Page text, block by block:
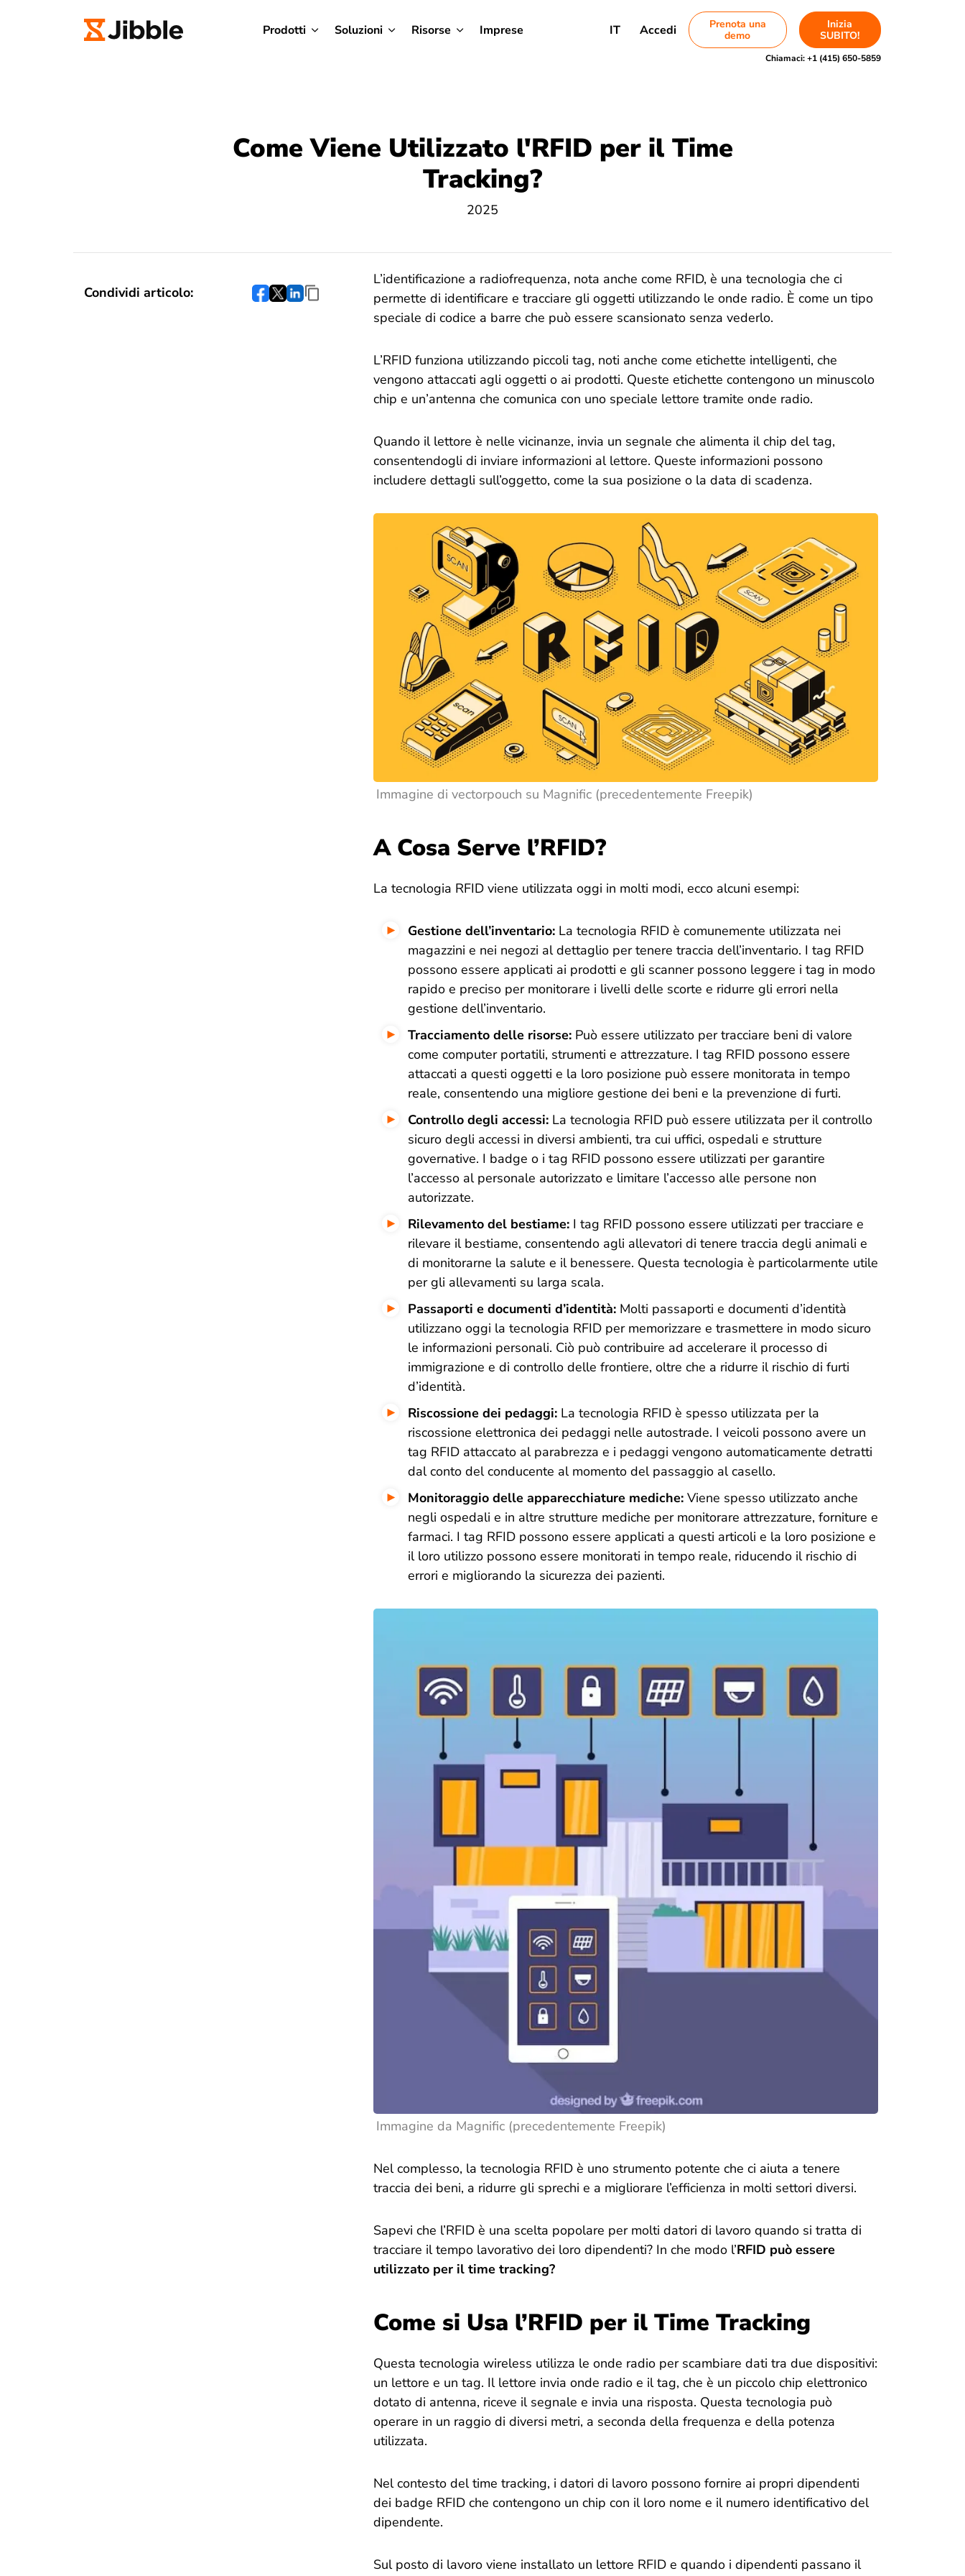
Prodotti Soluzioni Risorse Imprese IT Accedi
Prenota una
demo
Inizia
SUBITO!
Chiamaci:+1 (415) 650-5859
Come Viene Utilizzato l'RFID per il Time
Tracking?
2025
Condividi articolo:
L’identificazione a radiofrequenza, nota anche come RFID, è una tecnologia che ci
permette di identificare e tracciare gli oggetti utilizzando le onde radio. È come un tipo
speciale di codice a barre che può essere scansionato senza vederlo.
L’RFID funziona utilizzando piccoli tag, noti anche come etichette intelligenti, che
vengono attaccati agli oggetti o ai prodotti. Queste etichette contengono un minuscolo
chip e un’antenna che comunica con uno speciale lettore tramite onde radio.
Quando il lettore è nelle vicinanze, invia un segnale che alimenta il chip del tag,
consentendogli di inviare informazioni al lettore. Queste informazioni possono
includere dettagli sull’oggetto, come la sua posizione o la data di scadenza.
Immagine di vectorpouch su Magnific (precedentemente Freepik)
A Cosa Serve l’RFID?
La tecnologia RFID viene utilizzata oggi in molti modi, ecco alcuni esempi:
Gestione dell’inventario:La tecnologia RFID è comunemente utilizzata nei
magazzini e nei negozi al dettaglio per tenere traccia dell’inventario. I tag RFID
possono essere applicati ai prodotti e gli scanner possono leggere i tag in modo
rapido e preciso per monitorare i livelli delle scorte e ridurre gli errori nella
gestione dell’inventario.
Tracciamento delle risorse:Può essere utilizzato per tracciare beni di valore
come computer portatili, strumenti e attrezzature. I tag RFID possono essere
attaccati a questi oggetti e la loro posizione può essere monitorata in tempo
reale, consentendo una migliore gestione dei beni e la prevenzione di furti.
Controllo degli accessi:La tecnologia RFID può essere utilizzata per il controllo
sicuro degli accessi in diversi ambienti, tra cui uffici, ospedali e strutture
governative. I badge o i tag RFID possono essere utilizzati per garantire
l’accesso al personale autorizzato e limitare l’accesso alle persone non
autorizzate.
Rilevamento del bestiame:I tag RFID possono essere utilizzati per tracciare e
rilevare il bestiame, consentendo agli allevatori di tenere traccia degli animali e
di monitorarne la salute e il benessere. Questa tecnologia è particolarmente utile
per gli allevamenti su larga scala.
Passaporti e documenti d’identità:Molti passaporti e documenti d’identità
utilizzano oggi la tecnologia RFID per memorizzare e trasmettere in modo sicuro
le informazioni personali. Ciò può contribuire ad accelerare il processo di
immigrazione e di controllo delle frontiere, oltre che a ridurre il rischio di furti
d’identità.
Riscossione dei pedaggi:La tecnologia RFID è spesso utilizzata per la
riscossione elettronica dei pedaggi nelle autostrade. I veicoli possono avere un
tag RFID attaccato al parabrezza e i pedaggi vengono automaticamente detratti
dal conto del conducente al momento del passaggio al casello.
Monitoraggio delle apparecchiature mediche:Viene spesso utilizzato anche
negli ospedali e in altre strutture mediche per monitorare attrezzature, forniture e
farmaci. I tag RFID possono essere applicati a questi articoli e la loro posizione e
il loro utilizzo possono essere monitorati in tempo reale, riducendo il rischio di
errori e migliorando la sicurezza dei pazienti.
Immagine da Magnific (precedentemente Freepik)
Nel complesso, la tecnologia RFID è uno strumento potente che ci aiuta a tenere
traccia dei beni, a ridurre gli sprechi e a migliorare l’efficienza in molti settori diversi.
Sapevi che l’RFID è una scelta popolare per molti datori di lavoro quando si tratta di
tracciare il tempo lavorativo dei loro dipendenti? In che modo l’RFID può essere
utilizzato per il time tracking?
Come si Usa l’RFID per il Time Tracking
Questa tecnologia wireless utilizza le onde radio per scambiare dati tra due dispositivi:
un lettore e un tag. Il lettore invia onde radio e il tag, che è un piccolo chip elettronico
dotato di antenna, riceve il segnale e invia una risposta. Questa tecnologia può
operare in un raggio di diversi metri, a seconda della frequenza e della potenza
utilizzata.
Nel contesto del time tracking, i datori di lavoro possono fornire ai propri dipendenti
dei badge RFID che contengono un chip con il loro nome e il numero identificativo del
dipendente.
Sul posto di lavoro viene installato un lettore RFID e quando i dipendenti passano il